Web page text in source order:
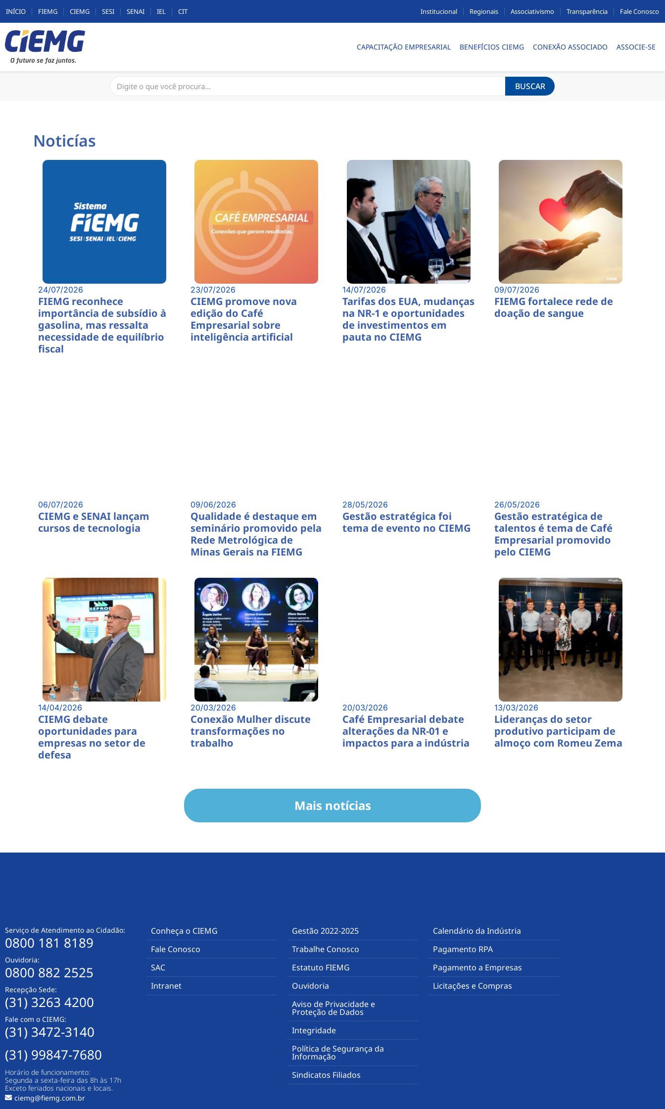
INÍCIO FIEMG CIEMG SESI SENAI IEL CIT Institucional Regionais Associativismo Transparência Fale Conosco
CAPACITAÇÃO EMPRESARIAL BENEFÍCIOS CIEMG CONEXÃO ASSOCIADO ASSOCIE-SE
BUSCAR
Noticías
24/07/2026
FIEMG reconhece
importância de subsídio à
gasolina, mas ressalta
necessidade de equilíbrio
fiscal
23/07/2026
CIEMG promove nova
edição do Café
Empresarial sobre
inteligência artificial
14/07/2026
Tarifas dos EUA, mudanças
na NR-1 e oportunidades
de investimentos em
pauta no CIEMG
09/07/2026
FIEMG fortalece rede de
doação de sangue
06/07/2026
CIEMG e SENAI lançam
cursos de tecnologia
09/06/2026
Qualidade é destaque em
seminário promovido pela
Rede Metrológica de
Minas Gerais na FIEMG
28/05/2026
Gestão estratégica foi
tema de evento no CIEMG
26/05/2026
Gestão estratégica de
talentos é tema de Café
Empresarial promovido
pelo CIEMG
14/04/2026
CIEMG debate
oportunidades para
empresas no setor de
defesa
20/03/2026
Conexão Mulher discute
transformações no
trabalho
20/03/2026
Café Empresarial debate
alterações da NR-01 e
impactos para a indústria
13/03/2026
Lideranças do setor
produtivo participam de
almoço com Romeu Zema
Mais notícias
Serviço de Atendimento ao Cidadão:
0800 181 8189
Ouvidoria:
0800 882 2525
Recepção Sede:
(31) 3263 4200
Fale com o CIEMG:
(31) 3472-3140
(31) 99847-7680
Horário de funcionamento:
Segunda a sexta-feira das 8h às 17h
Exceto feriados nacionais e locais.
ciemg@fiemg.com.br
Conheça o CIEMG
Fale Conosco
SAC
Intranet
Gestão 2022-2025
Trabalhe Conosco
Estatuto FIEMG
Ouvidoria
Aviso de Privacidade e
Proteção de Dados
Integridade
Política de Segurança da
Informação
Sindicatos Filiados
Calendário da Indústria
Pagamento RPA
Pagamento a Empresas
Licitações e Compras